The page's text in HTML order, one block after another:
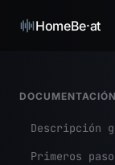
HomeBe·at
DOCUMENTACIÓN
Descripción
Primeros